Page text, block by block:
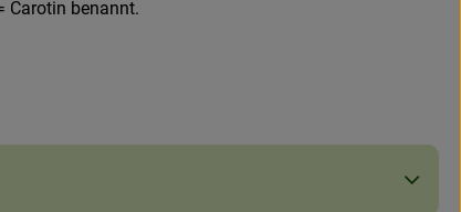
Carotin benannt.